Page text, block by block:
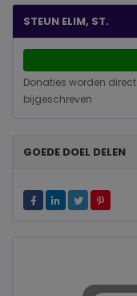
STEUN ELIM, ST.
Donaties worden
bijgeschreven
GOEDE DOEL DELEN